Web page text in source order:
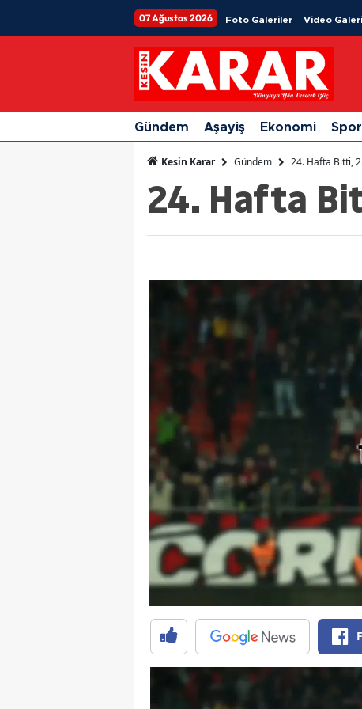
07 Ağustos 2026 Foto Galeriler Video
Gündem Aşayiş Ekonomi Spor
Kesin Karar Gündem 24. Hafta Bitti,
24. Hafta